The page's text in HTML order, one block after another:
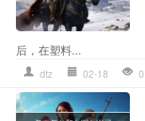
后，在塑料...
dtz 02-18 0